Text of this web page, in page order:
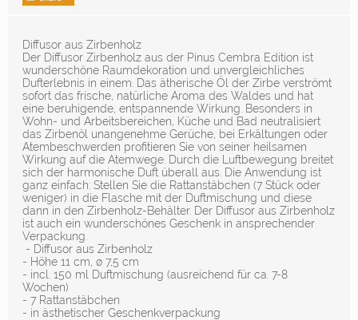
Diffusor aus Zirbenholz
Der Diffusor Zirbenholz aus der Pinus Cembra Edition ist
wunderschöne Raumdekoration und unvergleichliches
Dufterlebnis in einem. Das ätherische Öl der Zirbe verströmt
sofort das frische, natürliche Aroma des Waldes und hat
eine beruhigende, entspannende Wirkung. Besonders in
Wohn- und Arbeitsbereichen, Küche und Bad neutralisiert
das Zirbenöl unangenehme Gerüche, bei Erkältungen oder
Atembeschwerden profitieren Sie von seiner heilsamen
Wirkung auf die Atemwege. Durch die Luftbewegung breitet
sich der harmonische Duft überall aus. Die Anwendung ist
ganz einfach: Stellen Sie die Rattanstäbchen (7 Stück oder
weniger) in die Flasche mit der Duftmischung und diese
dann in den Zirbenholz-Behälter. Der Diffusor aus Zirbenholz
ist auch ein wunderschönes Geschenk in ansprechender
Verpackung.
- Diffusor aus Zirbenholz
- Höhe 11 cm, ø 7,5 cm
- incl. 150 ml Duftmischung (ausreichend für ca. 7-8
Wochen)
- 7 Rattanstäbchen
- in ästhetischer Geschenkverpackung